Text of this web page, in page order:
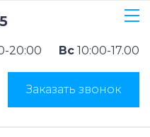
20:00 Вс 10:00-17.00
Заказать звонок